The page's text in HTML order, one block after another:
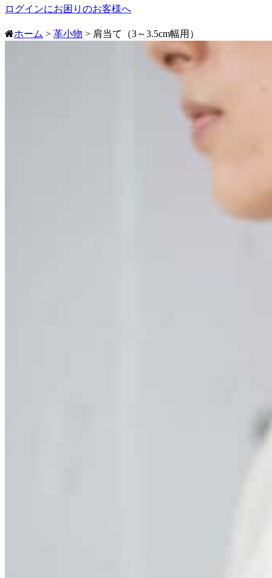
検
ログインにお困りのお客様へ
ホーム > 革小物 > 肩当て（3～3.5cm幅用）